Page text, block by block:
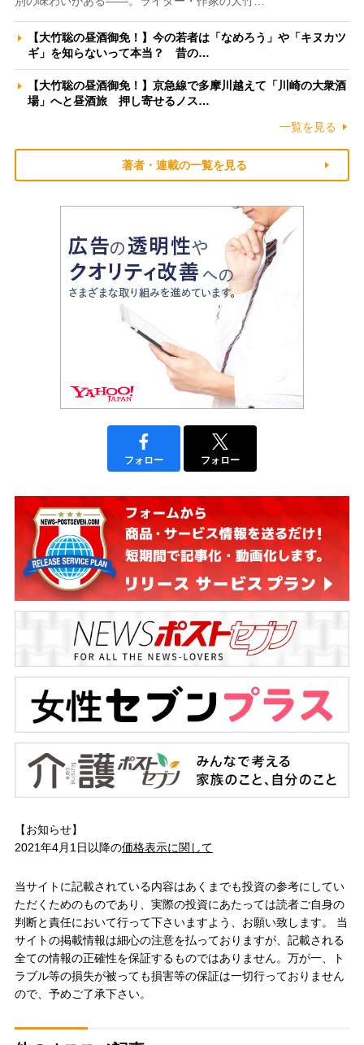
【大竹聡の昼酒御免！】今の若者は「なめろう」や「キヌカツ
ギ」を知らないって本当？ 昔の…
【大竹聡の昼酒御免！】京急線で多摩川越えて「川崎の大衆酒
場」へと昼酒旅 押し寄せるノス…
一覧を見る
著者・連載の一覧を見る
フォロー フォロー
【お知らせ】
2021年4月1日以降の価格表示に関して
当サイトに記載されている内容はあくまでも投資の参考にしてい
ただくためのものであり、実際の投資にあたっては読者ご自身の
判断と責任において行って下さいますよう、お願い致します。 当
サイトの掲載情報は細心の注意を払っておりますが、記載される
全ての情報の正確性を保証するものではありません。万が一、ト
ラブル等の損失が被っても損害等の保証は一切行っておりません
ので、予めご了承下さい。